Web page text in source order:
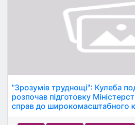
"Зрозумів труднощі": Кулеба
розпочав підготовку
справ до широкомасштабного